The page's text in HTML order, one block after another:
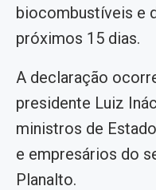
biocombustíveis e
próximos 15 dias.
A declaração
presidente Luiz
ministros de
e empresários do
Planalto.